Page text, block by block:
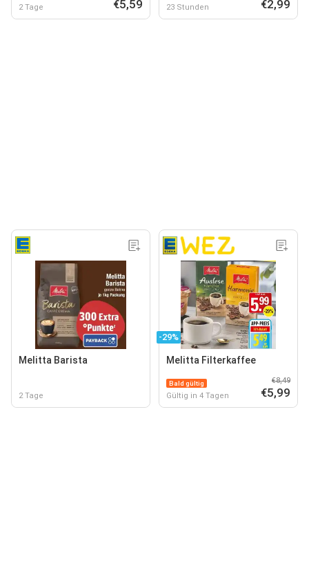
2 Tage €5,59 23 Stunden €2,99
Melitta Barista
2 Tage
-29%
Melitta Filterkaffee
Bald gültig
Gültig in 4 Tagen
€8,49
€5,99